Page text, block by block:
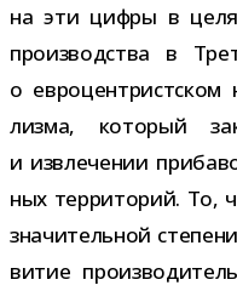
на эти цифры в
про­из­вод­ства в
о
лизма, кото­рый
и извле­че­нии
ных тер­ри­то­рий. То,
зна­чи­тель­ной
ви­тие